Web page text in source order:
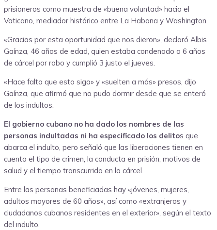
prisioneros como muestra de «buena voluntad» hacia el
Vaticano, mediador histórico entre La Habana y Washington.
«Gracias por esta oportunidad que nos dieron», declaró Albis
Gaínza, 46 años de edad, quien estaba condenado a 6 años
de cárcel por robo y cumplió 3 justo el jueves.
«Hace falta que esto siga» y «suelten a más» presos, dijo
Gaínza, que afirmó que no pudo dormir desde que se enteró
de los indultos.
El gobierno cubano no ha dado los nombres de las
personas indultadas ni ha especificado los delitos que
abarca el indulto, pero señaló que las liberaciones tienen en
cuenta el tipo de crimen, la conducta en prisión, motivos de
salud y el tiempo transcurrido en la cárcel.
Entre las personas beneficiadas hay «jóvenes, mujeres,
adultos mayores de 60 años», así como «extranjeros y
ciudadanos cubanos residentes en el exterior», según el texto
del indulto.